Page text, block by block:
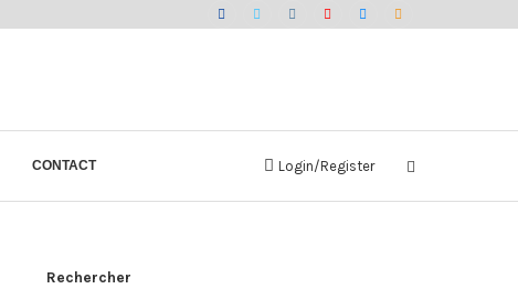
CONTACT Login/Register
Rechercher